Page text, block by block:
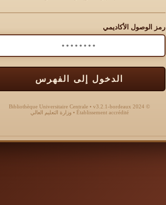
رمز الوصول الأكاديمي
الدخول إلى الفهرس
© 2024 Bibliothèque Universitaire Centrale • v3.2.1-bordeaux
Établissement accrédité • وزارة التعليم العالي